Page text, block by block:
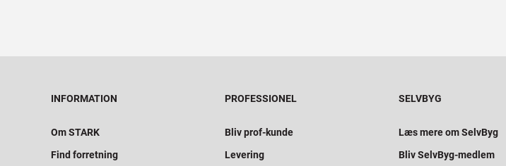
INFORMATION
Om STARK
Find forretning
PROFESSIONEL
Bliv prof-kunde
Levering
SELVBYG
Læs mere om SelvByg
Bliv SelvByg-medlem